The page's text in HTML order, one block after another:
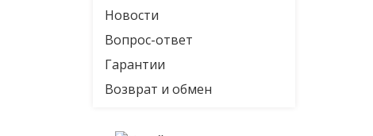
Новости
Вопрос-ответ
Гарантии
Возврат и обмен